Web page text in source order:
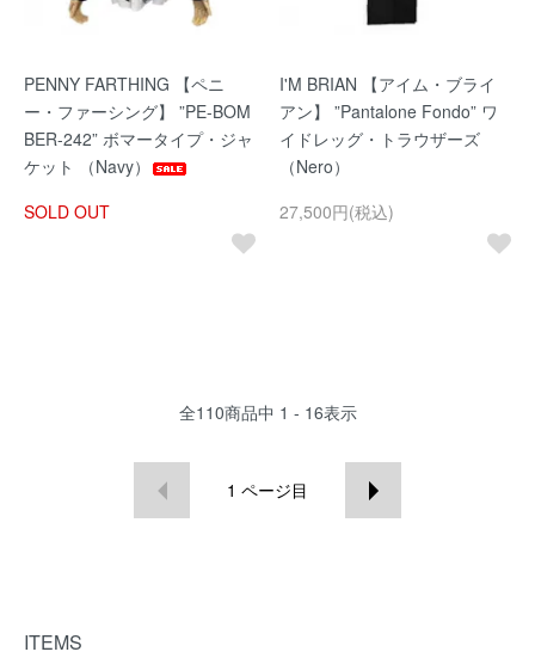
PENNY FARTHING 【ペニ
ー・ファーシング】 ”PE-BOM
BER-242” ボマータイプ・ジャ
ケット （Navy）
SOLD OUT
I'M BRIAN 【アイム・ブライ
アン】 ”Pantalone Fondo” ワ
イドレッグ・トラウザーズ
（Nero）
27,500円(税込)
全110商品中 1 - 16表示
1 ページ目
ITEMS